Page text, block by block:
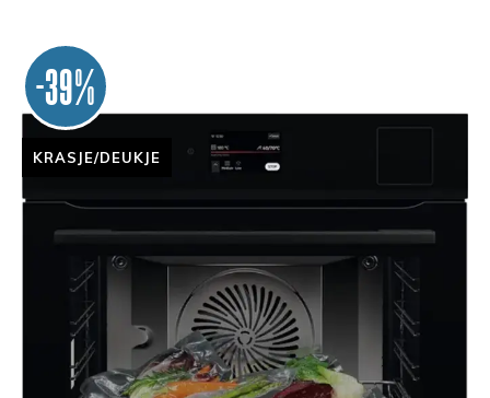
-39%
KRASJE/DEUKJE